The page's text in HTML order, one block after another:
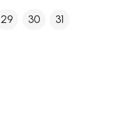
29 30 31